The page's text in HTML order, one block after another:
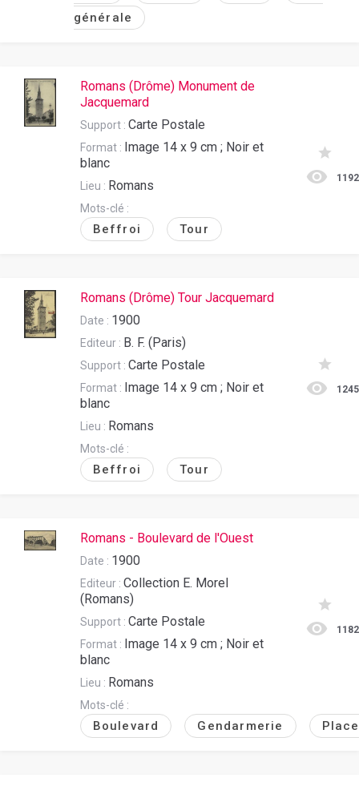
générale
Romans (Drôme) Monument de
Jacquemard
Support : Carte Postale
Format : Image 14 x 9 cm ; Noir et
blanc
Lieu : Romans
Mots-clé :
Beffroi Tour
1192
Romans (Drôme) Tour Jacquemard
Date : 1900
Editeur : B. F. (Paris)
Support : Carte Postale
Format : Image 14 x 9 cm ; Noir et
blanc
Lieu : Romans
Mots-clé :
Beffroi Tour
1245
Romans - Boulevard de l'Ouest
Date : 1900
Editeur : Collection E. Morel
(Romans)
Support : Carte Postale
Format : Image 14 x 9 cm ; Noir et
blanc
Lieu : Romans
Mots-clé :
Boulevard Gendarmerie Place
1182